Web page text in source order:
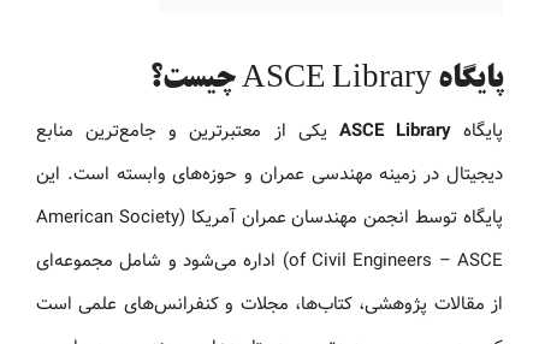
پایگاه ASCE Library چیست؟
پایگاهASCE Library یکی از معتبرترین و جامع‌ترین منابع
دیجیتال در زمینه مهندسی عمران و حوزه‌های وابسته است. این
پایگاه توسط انجمن مهندسان عمران آمریکا (American Society
of Civil Engineers – ASCE) اداره می‌شود و شامل مجموعه‌ای
از مقالات پژوهشی، کتاب‌ها، مجلات و کنفرانس‌های علمی است